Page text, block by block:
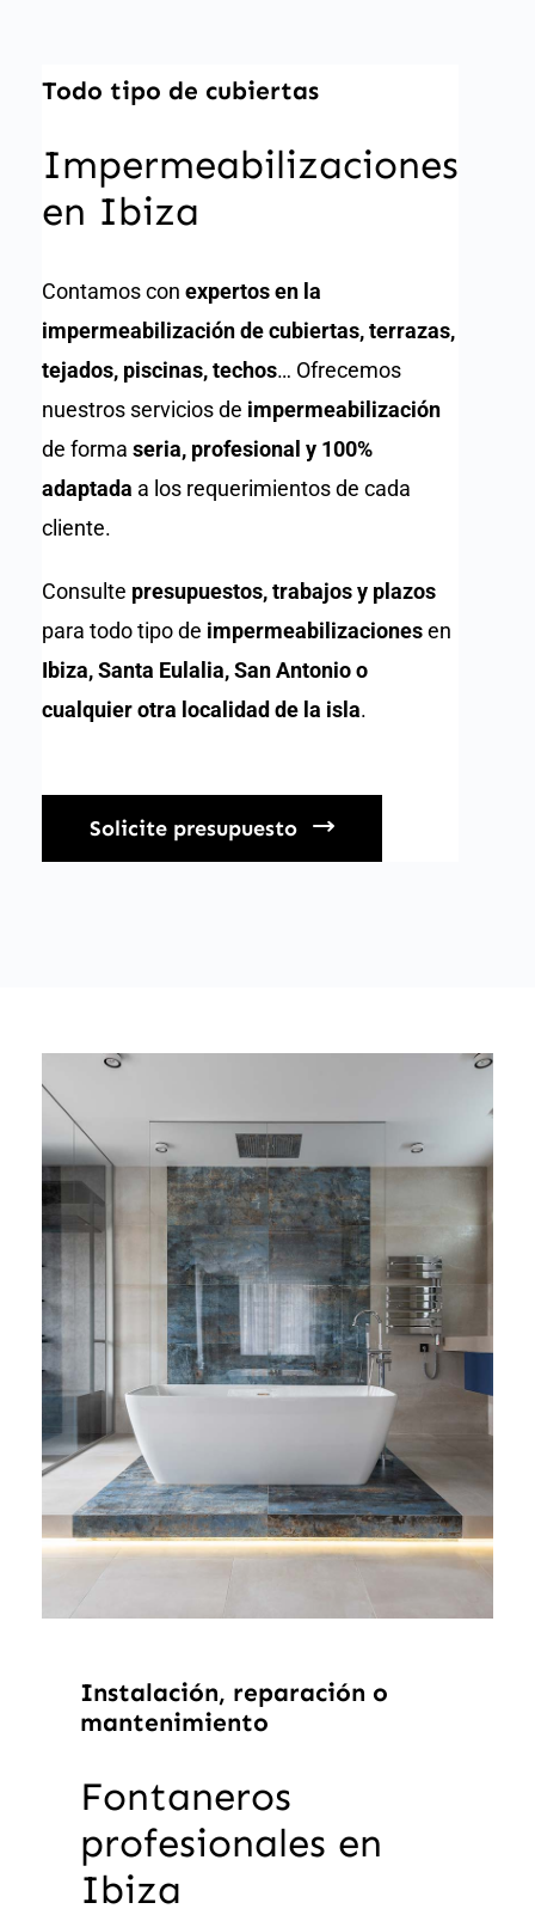
Todo tipo de cubiertas
Impermeabilizaciones
en Ibiza
Contamos con expertos en la
impermeabilización de cubiertas, terrazas,
tejados, piscinas, techos… Ofrecemos
nuestros servicios de impermeabilización
de forma seria, profesional y 100%
adaptada a los requerimientos de cada
cliente.
Consulte presupuestos, trabajos y plazos
para todo tipo de impermeabilizacionesen
Ibiza, Santa Eulalia, San Antonio o
cualquier otra localidad de la isla.
Solicite presupuesto
Instalación, reparación o
mantenimiento
Fontaneros
profesionales en
Ibiza